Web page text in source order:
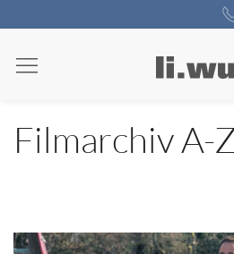
Filmarchiv A-